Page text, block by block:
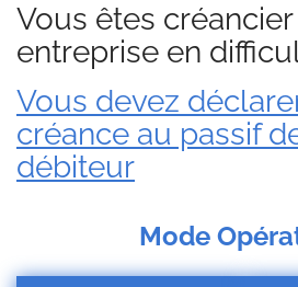
Vous êtes
entreprise en
Vous devez
créance au passif
débiteur
Mode